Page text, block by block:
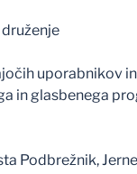
uporabnikov
in glasbenega
Podbrežnik,